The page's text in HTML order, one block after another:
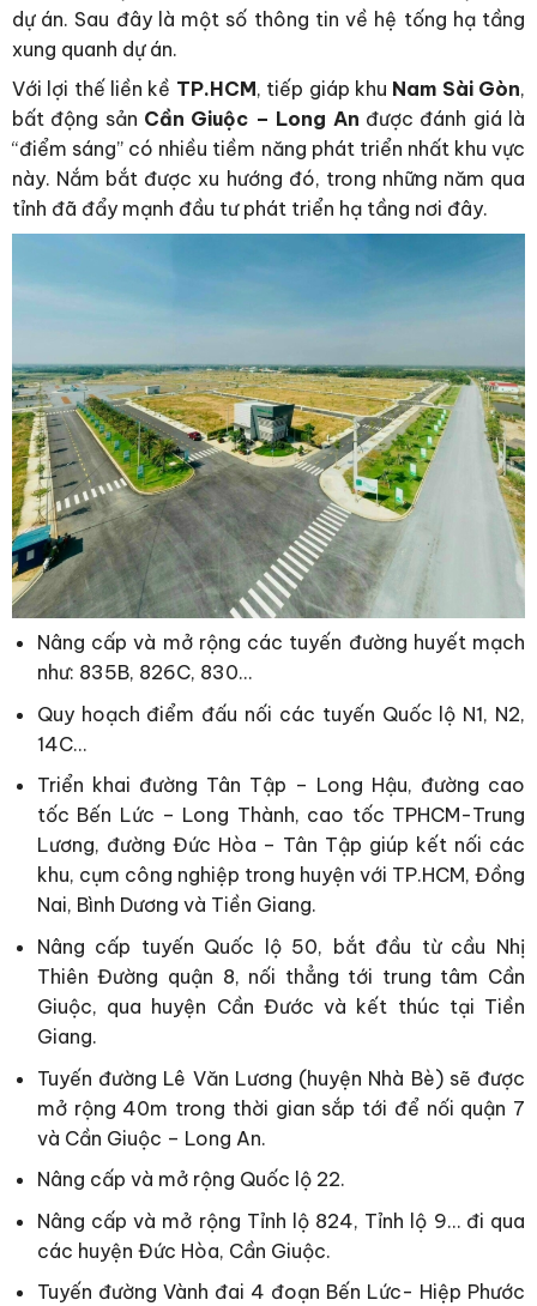
dự án. Sau đây là một số thông tin về hệ tống hạ tầng
xung quanh dự án.
Với lợi thế liền kề TP.HCM, tiếp giáp khu Nam Sài Gòn,
bất động sản Cần Giuộc – Long An được đánh giá là
“điểm sáng” có nhiều tiềm năng phát triển nhất khu vực
này. Nắm bắt được xu hướng đó, trong những năm qua
tỉnh đã đẩy mạnh đầu tư phát triển hạ tầng nơi đây.
Nâng cấp và mở rộng các tuyến đường huyết mạch
như: 835B, 826C, 830…
Quy hoạch điểm đấu nối các tuyến Quốc lộ N1, N2,
14C…
Triển khai đường Tân Tập – Long Hậu, đường cao
tốc Bến Lức – Long Thành, cao tốc TPHCM-Trung
Lương, đường Đức Hòa – Tân Tập giúp kết nối các
khu, cụm công nghiệp trong huyện với TP.HCM, Đồng
Nai, Bình Dương và Tiền Giang.
Nâng cấp tuyến Quốc lộ 50, bắt đầu từ cầu Nhị
Thiên Đường quận 8, nối thẳng tới trung tâm Cần
Giuộc, qua huyện Cần Đước và kết thúc tại Tiền
Giang.
Tuyến đường Lê Văn Lương (huyện Nhà Bè) sẽ được
mở rộng 40m trong thời gian sắp tới để nối quận 7
và Cần Giuộc – Long An.
Nâng cấp và mở rộng Quốc lộ 22.
Nâng cấp và mở rộng Tỉnh lộ 824, Tỉnh lộ 9… đi qua
các huyện Đức Hòa, Cần Giuộc.
Tuyến đường Vành đai 4 đoạn Bến Lức- Hiệp Phước